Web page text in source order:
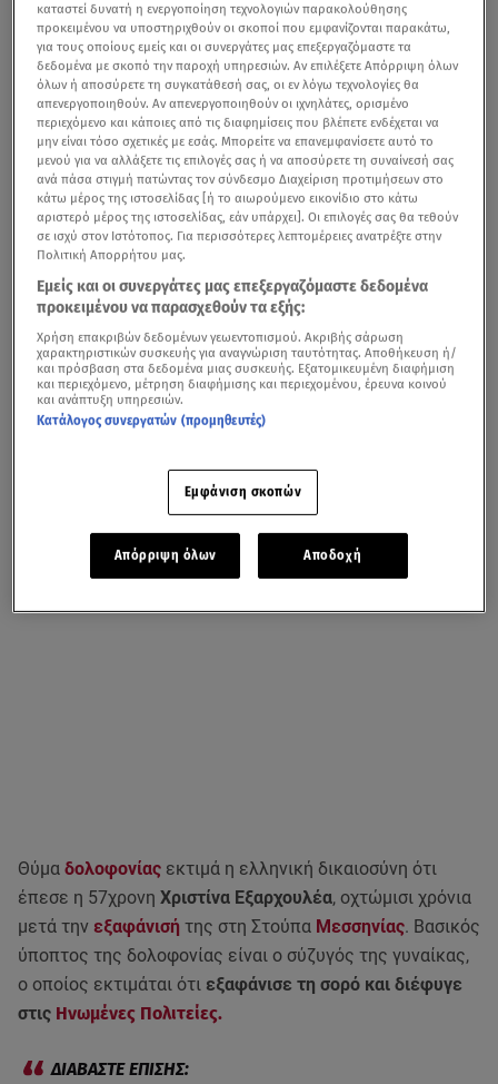
Θύμα δολοφονίας εκτιμά η ελληνική δικαιοσύνη ότι
έπεσε η 57χρονη Χριστίνα Εξαρχουλέα, οχτώμισι χρόνια
μετά την εξαφάνισή της στη Στούπα Μεσσηνίας. Βασικός
ύποπτος της δολοφονίας είναι ο σύζυγός της γυναίκας,
ο οποίος εκτιμάται ότι εξαφάνισε τη σορό και διέφυγε
στις Ηνωμένες Πολιτείες.
καταστεί δυνατή η ενεργοποίηση τεχνολογιών παρακολούθησης
προκειμένου να υποστηριχθούν οι σκοποί που εμφανίζονται παρακάτω,
για τους οποίους εμείς και οι συνεργάτες μας επεξεργαζόμαστε τα
δεδομένα με σκοπό την παροχή υπηρεσιών. Αν επιλέξετε Απόρριψη όλων
όλων ή αποσύρετε τη συγκατάθεσή σας, οι εν λόγω τεχνολογίες θα
απενεργοποιηθούν. Αν απενεργοποιηθούν οι ιχνηλάτες, ορισμένο
περιεχόμενο και κάποιες από τις διαφημίσεις που βλέπετε ενδέχεται να
μην είναι τόσο σχετικές με εσάς. Μπορείτε να επανεμφανίσετε αυτό το
μενού για να αλλάξετε τις επιλογές σας ή να αποσύρετε τη συναίνεσή σας
ανά πάσα στιγμή πατώντας τον σύνδεσμο Διαχείριση προτιμήσεων στο
κάτω μέρος της ιστοσελίδας [ή το αιωρούμενο εικονίδιο στο κάτω
αριστερό μέρος της ιστοσελίδας, εάν υπάρχει]. Οι επιλογές σας θα τεθούν
σε ισχύ στον Ιστότοπος. Για περισσότερες λεπτομέρειες ανατρέξτε στην
Πολιτική Απορρήτου μας.
Εμείς και οι συνεργάτες μας επεξεργαζόμαστε δεδομένα
προκειμένου να παρασχεθούν τα εξής:
Χρήση επακριβών δεδομένων γεωεντοπισμού. Ακριβής σάρωση
χαρακτηριστικών συσκευής για αναγνώριση ταυτότητας. Αποθήκευση ή/
και πρόσβαση στα δεδομένα μιας συσκευής. Εξατομικευμένη διαφήμιση
και περιεχόμενο, μέτρηση διαφήμισης και περιεχομένου, έρευνα κοινού
και ανάπτυξη υπηρεσιών.
Κατάλογος συνεργατών (προμηθευτές)
Εμφάνιση σκοπών
Απόρριψη όλων Αποδοχή